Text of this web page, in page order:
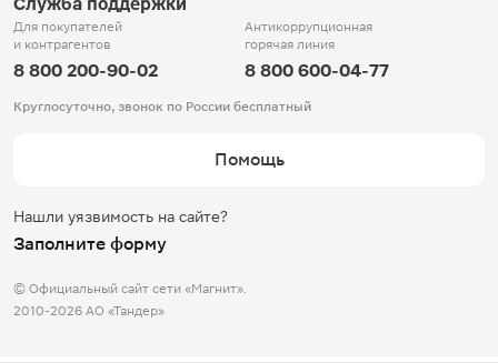
Для покупателей
и контрагентов
8 800 200-90-02
Антикоррупционная
горячая линия
8 800 600-04-77
Круглосуточно, звонок по России бесплатный
Помощь
Нашли уязвимость на сайте?
Заполните форму
© Официальный сайт сети «Магнит».
2010-2026 АО «Тандер»